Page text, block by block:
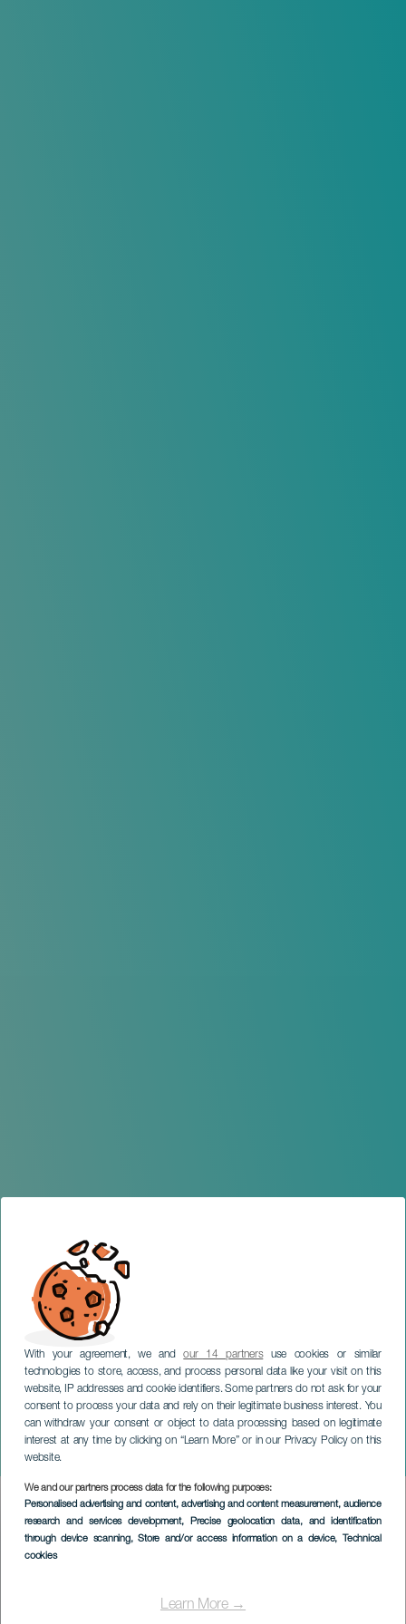
With your agreement, we andour 14 partnersuse cookies or similar
technologies to store, access, and process personal data like your visit on this
website, IP addresses and cookie identifiers. Some partners do not ask for your
consent to process your data and rely on their legitimate business interest. You
can withdraw your consent or object to data processing based on legitimate
interest at any time by clicking on “Learn More” or in our Privacy Policy on this
website.
We and our partners process data for the following purposes:
Personalised advertising and content, advertising and content measurement, audience
research and services development, Precise geolocation data, and identification
through device scanning, Store and/or access information on a device, Technical
cookies
Learn More →
12 Chelistas de la
Filarmónica de Berlín
TENERIFE
Imagen
Listado